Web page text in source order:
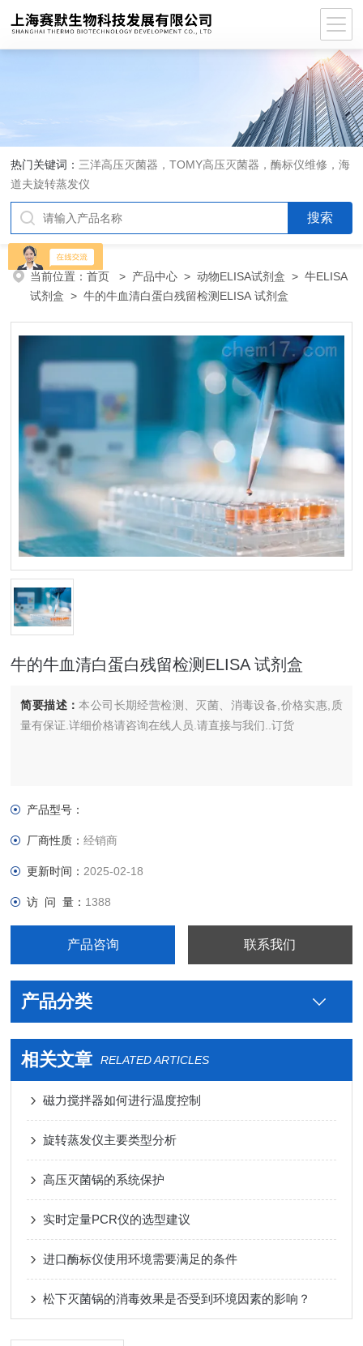
热门关键词： 三洋高压灭菌器，TOMY高压灭菌器，酶标仪维修，海
道夫旋转蒸发仪
当前位置：首页 > 产品中心 >动物ELISA试剂盒 >牛ELISA
试剂盒 > 牛的牛血清白蛋白残留检测ELISA 试剂盒
牛的牛血清白蛋白残留检测ELISA 试剂盒
简要描述：本公司长期经营检测、灭菌、消毒设备,价格实惠,质
量有保证.详细价格请咨询在线人员.请直接与我们..订货
产品型号：
厂商性质：经销商
更新时间： 2025-02-18
访 问 量： 1388
产品咨询 联系我们
产品分类
相关文章 RELATED ARTICLES
磁力搅拌器如何进行温度控制
旋转蒸发仪主要类型分析
高压灭菌锅的系统保护
实时定量PCR仪的选型建议
进口酶标仪使用环境需要满足的条件
松下灭菌锅的消毒效果是否受到环境因素的影响？